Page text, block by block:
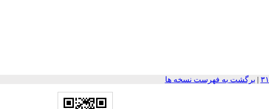
| برگشت به فهرست نسخه ها